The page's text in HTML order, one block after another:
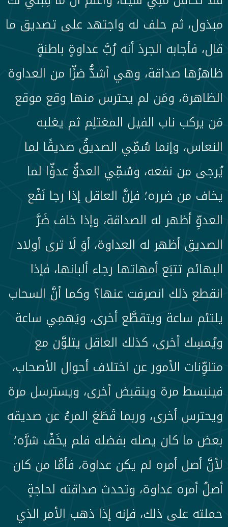
مبذول، ثم حلف له واجتهد على تصديق ما
قال، فأجابه الجرذ أنه رُبَّ عداوةٍ باطنةٍ
ظاهرُها صداقة، وهي أشدُّ ضرٍّا من العداوة
الظاهرة، ومَن لم يحترس منها وقع موقع
مَن يركب ناب الفيل المغتلِم ثم يغلبه
النعاس، وإنما سُمِّي الصديقُ صديقًا لما
يُرجى من نفعه، وسُمِّي العدوُّ عدوٍّا لما
يخاف من ضرره؛ فإنَّ العاقل إذا رجا نَفْع
العدوِّ أظهر له الصداقة، وإذا خاف ضَرَّ
الصديق أظهر له العداوة، أوَ لَا ترى أولاد
البهائم تتبَع أمهاتها رجاء ألبانها، فإذا
انقطع ذلك انصرفت عنها؟ وكما أنَّ السحاب
يلتئم ساعة ويتقطَّع أخرى، ويَهمِي ساعة
ويُمسِك أخرى، كذلك العاقل يتلوَّن مع
متلوِّنات الأمور عن اختلاف أحوال الأصحاب،
فينبسط مرة وينقبض أخرى، ويسترسل مرة
ويحترس أخرى، وربما قَطَعَ المرءُ عن صديقه
بعض ما كان يصله بفضله فلم يخَفْ شرَّه؛
لأنَّ أصل أمره لم يكن عداوة، فأمَّا من كان
أصلُ أمره عداوة، وتحدث صداقته لحاجةٍ
حملته على ذلك، فإنه إذا ذهب الأمر الذي